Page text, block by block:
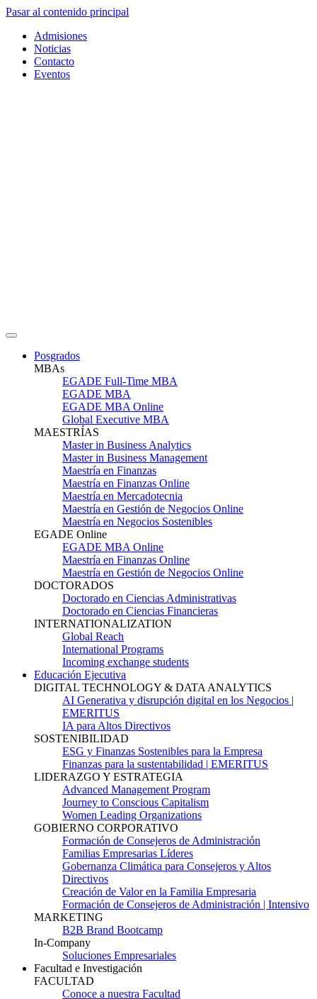
Pasar al contenido principal
Admisiones
Noticias
Contacto
Eventos
Posgrados
MBAs
EGADE Full-Time MBA
EGADE MBA
EGADE MBA Online
Global Executive MBA
MAESTRÍAS
Master in Business Analytics
Master in Business Management
Maestría en Finanzas
Maestría en Finanzas Online
Maestría en Mercadotecnia
Maestría en Gestión de Negocios Online
Maestría en Negocios Sostenibles
EGADE Online
EGADE MBA Online
Maestría en Finanzas Online
Maestría en Gestión de Negocios Online
DOCTORADOS
Doctorado en Ciencias Administrativas
Doctorado en Ciencias Financieras
INTERNATIONALIZATION
Global Reach
International Programs
Incoming exchange students
Educación Ejecutiva
DIGITAL TECHNOLOGY & DATA ANALYTICS
AI Generativa y disrupción digital en los Negocios |
EMERITUS
IA para Altos Directivos
SOSTENIBILIDAD
ESG y Finanzas Sostenibles para la Empresa
Finanzas para la sustentabilidad | EMERITUS
LIDERAZGO Y ESTRATEGIA
Advanced Management Program
Journey to Conscious Capitalism
Women Leading Organizations
GOBIERNO CORPORATIVO
Formación de Consejeros de Administración
Familias Empresarias Líderes
Gobernanza Climática para Consejeros y Altos
Directivos
Creación de Valor en la Familia Empresaria
Formación de Consejeros de Administración | Intensivo
MARKETING
B2B Brand Bootcamp
In-Company
Soluciones Empresariales
Facultad e Investigación
FACULTAD
Conoce a nuestra Facultad